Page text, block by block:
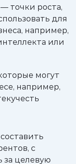
точки роста,
для
например,
или
могут
например,
с
за целевую